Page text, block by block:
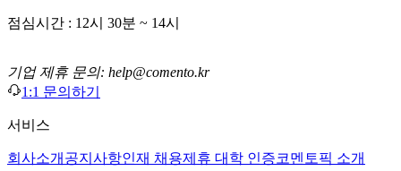
점심시간 : 12시 30분 ~ 14시
기업 제휴 문의: help@comento.kr
1:1 문의하기
서비스
회사소개 공지사항인재 채용제휴 대학 인증코멘토픽 소개